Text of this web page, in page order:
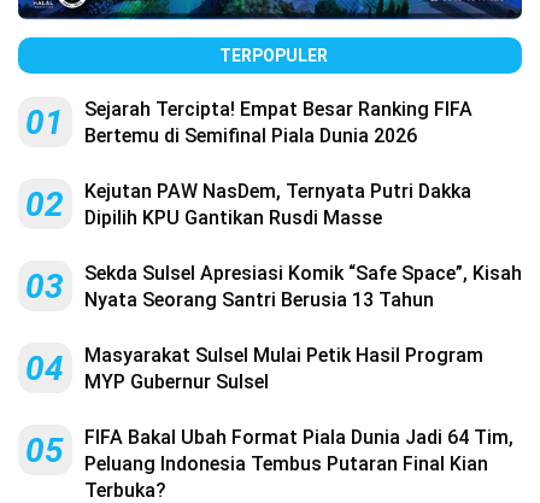
TERPOPULER
01
Sejarah Tercipta! Empat Besar Ranking FIFA
Bertemu di Semifinal Piala Dunia 2026
02
Kejutan PAW NasDem, Ternyata Putri Dakka
Dipilih KPU Gantikan Rusdi Masse
03
Sekda Sulsel Apresiasi Komik “Safe Space”, Kisah
Nyata Seorang Santri Berusia 13 Tahun
04
Masyarakat Sulsel Mulai Petik Hasil Program
MYP Gubernur Sulsel
05
FIFA Bakal Ubah Format Piala Dunia Jadi 64 Tim,
Peluang Indonesia Tembus Putaran Final Kian
Terbuka?